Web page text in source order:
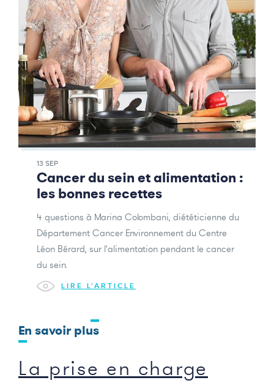
13 SEP
Cancer du sein et alimentation :
les bonnes recettes
4 questions à Marina Colombani, diététicienne du
Département Cancer Environnement du Centre
Léon Bérard, sur l'alimentation pendant le cancer
du sein.
LIRE L'ARTICLE
En savoir plus
La prise en charge